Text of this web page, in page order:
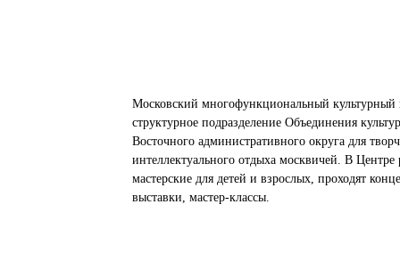
Московский многофункциональный
структурное подразделение Объединения
Восточного административного округа для
интеллектуального отдыха москвичей. В Центре
мастерские для детей и взрослых, проходят
выставки, мастер-классы.